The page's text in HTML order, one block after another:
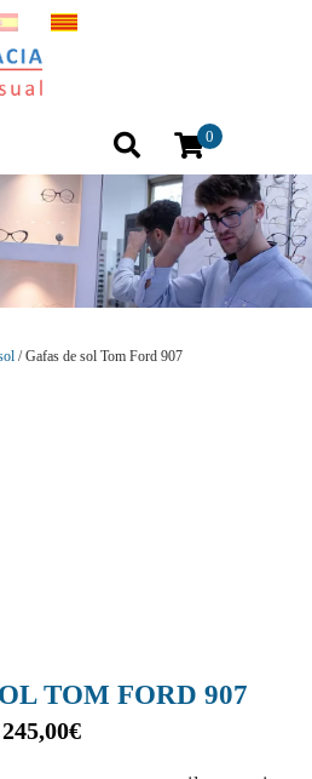
0
/ Gafas de sol Tom Ford 907
TOM FORD 907
245,00€